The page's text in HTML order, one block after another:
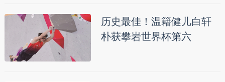
历史最佳！温籍健儿白轩
朴获攀岩世界杯第六